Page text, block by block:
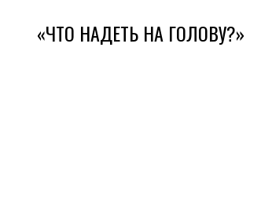
«ЧТО НАДЕТЬ НА ГОЛОВУ?»